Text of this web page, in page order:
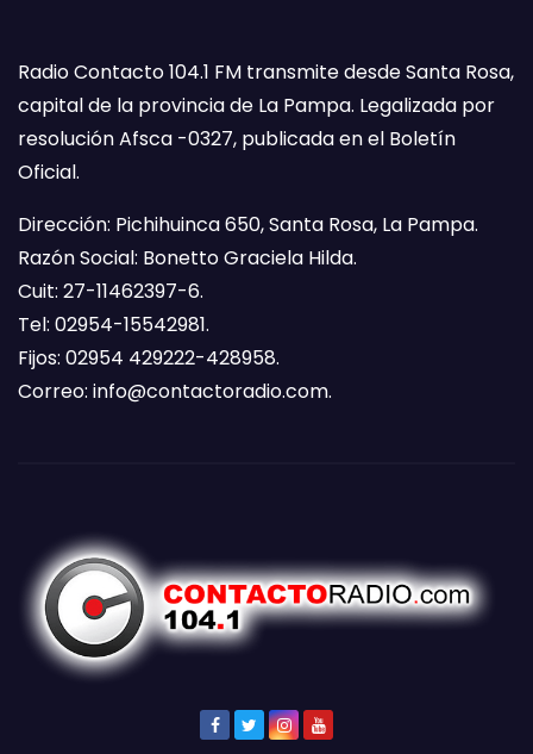
Radio Contacto 104.1 FM transmite desde Santa Rosa,
capital de la provincia de La Pampa. Legalizada por
resolución Afsca -0327, publicada en el Boletín
Oficial.
Dirección: Pichihuinca 650, Santa Rosa, La Pampa.
Razón Social: Bonetto Graciela Hilda.
Cuit: 27-11462397-6.
Tel: 02954-15542981.
Fijos: 02954 429222-428958.
Correo: info@contactoradio.com.